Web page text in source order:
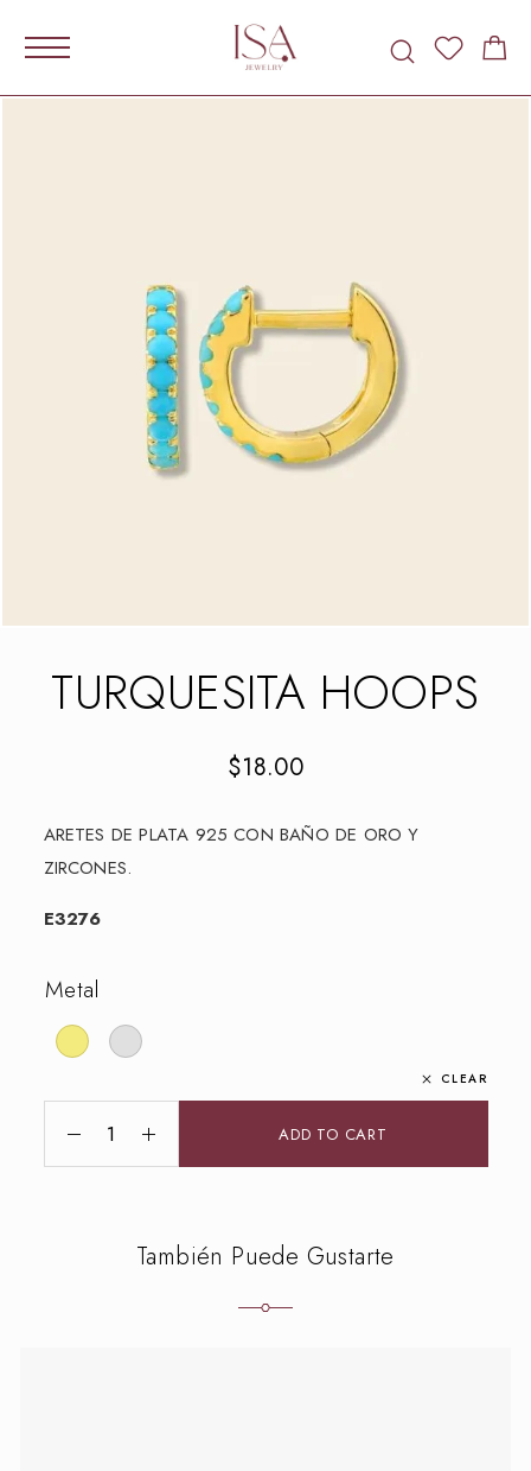
TURQUESITA HOOPS
$18.00
ARETES DE PLATA 925 CON BAÑO DE ORO Y
ZIRCONES.
E3276
Metal
CLEAR
ADD TO CART
También Puede Gustarte